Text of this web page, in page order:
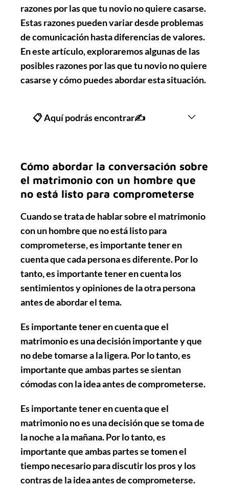
razones por las que tu novio no quiere casarse.
Estas razones pueden variar desde problemas
de comunicación hasta diferencias de valores.
En este artículo, exploraremos algunas de las
posibles razones por las que tu novio no quiere
casarse y cómo puedes abordar esta situación.
📋 Aquí podrás encontrar✍
Cómo abordar la conversación sobre
el matrimonio con un hombre que
no está listo para comprometerse
Cuando se trata de hablar sobre el matrimonio
con un hombre que no está listo para
comprometerse, es importante tener en
cuenta que cada persona es diferente. Por lo
tanto, es importante tener en cuenta los
sentimientos y opiniones de la otra persona
antes de abordar el tema.
Es importante tener en cuenta que el
matrimonio es una decisión importante y que
no debe tomarse a la ligera. Por lo tanto, es
importante que ambas partes se sientan
cómodas con la idea antes de comprometerse.
Es importante tener en cuenta que el
matrimonio no es una decisión que se toma de
la noche a la mañana. Por lo tanto, es
importante que ambas partes se tomen el
tiempo necesario para discutir los pros y los
contras de la idea antes de comprometerse.